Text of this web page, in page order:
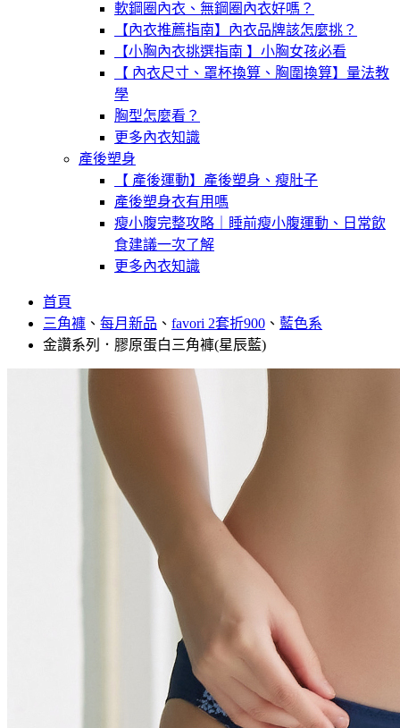
軟鋼圈內衣、無鋼圈內衣好嗎？
【內衣推薦指南】內衣品牌該怎麼挑？
【小胸內衣挑選指南 】小胸女孩必看
【 內衣尺寸、罩杯換算、胸圍換算】量法教
學
胸型怎麼看？
更多內衣知識
產後塑身
【 產後運動】產後塑身、瘦肚子
產後塑身衣有用嗎
瘦小腹完整攻略｜睡前瘦小腹運動、日常飲
食建議一次了解
更多內衣知識
首頁
三角褲 、 每月新品 、 favori 2套折900 、 藍色系
金讚系列．膠原蛋白三角褲(星辰藍)